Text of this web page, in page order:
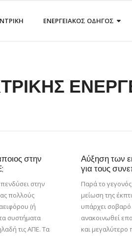
ΕΝΕΡΓΕΙΑΚΟΣ ΟΔΗΓΟΣ
στην
στην
πολλούς
(ή
συστήματα
τις ΑΠΕ. Τα
Αύξηση των
για τους
Παρά το
μείωση της
υπάρχει σοβαρό
ανακοινωθεί
και μεγαλύτερο